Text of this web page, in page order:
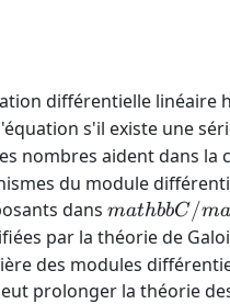
différentielle
s'il existe une
nombres aident dans
du module
dans mathbbC/
par la théorie de
des modules
prolonger la théorie